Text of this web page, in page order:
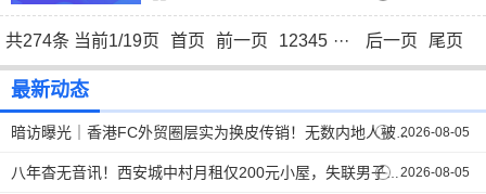
共274条 当前1/19页 首页 前一页 12345 ··· 后一页 尾页
最新动态
暗访曝光｜香港FC外贸圈层实为换皮传销！无数内地人被熟人坑惨。【反传销救助中心】
2026-08-05
八年杳无音讯！西安城中村月租仅200元小屋，失联男子终于和家人取得联系。【反传销救助中心】 2026-08-05